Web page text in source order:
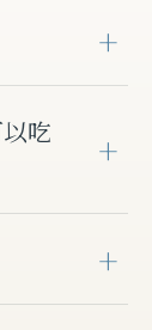
國際專利
、一撕即
生活隨
日 1–3
、避免
吃
分產品含
乳期婦